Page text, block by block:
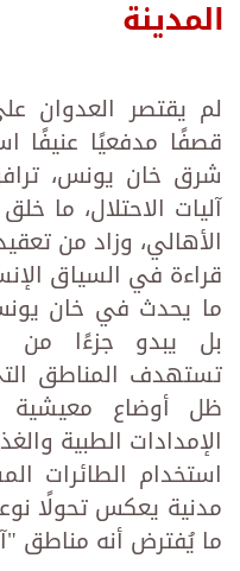
المدينة
لم يقتصر العدوان
قصفًا مدفعيًا عنيفًا
شرق خان يونس،
آليات الاحتلال، ما
الأهالي، وزاد من
قراءة في السياق
ما يحدث في خان
بل يبدو جزءًا من
تستهدف المناطق
ظل أوضاع
الإمدادات الطبية
استخدام الطائرات
مدنية يعكس تحولًا
ما يُفترض أنه مناطق